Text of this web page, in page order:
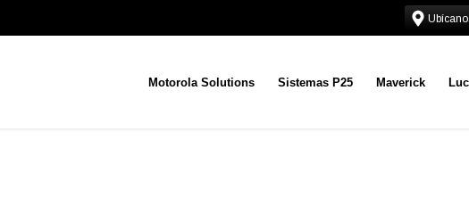
Motorola Solutions Sistemas P25 Maverick